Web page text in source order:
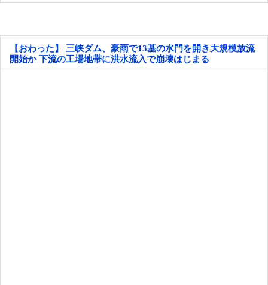
【おわった】 三峡ダム、豪雨で13基の水門を開き大規模放流
開始か 下流の工場地帯に洪水流入で崩壊はじまる